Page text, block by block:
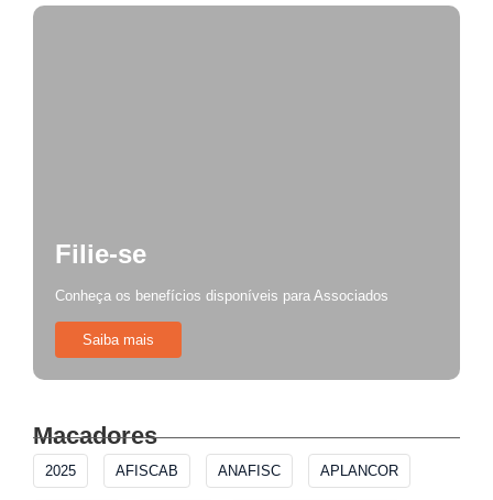
Filie-se
Conheça os benefícios disponíveis para Associados
Saiba mais
Macadores
2025 AFISCAB ANAFISC APLANCOR